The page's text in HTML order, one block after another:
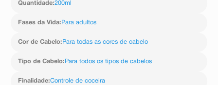
Quantidade:200ml
Fases da Vida: Para adultos
Cor de Cabelo: Para todas as cores de cabelo
Tipo de Cabelo: Para todos os tipos de cabelos
Finalidade:Controle de coceira